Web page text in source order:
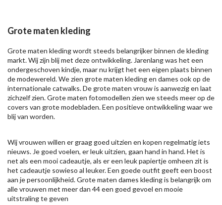
Grote maten kleding
Grote maten kleding wordt steeds belangrijker binnen de kleding
markt. Wij zijn blij met deze ontwikkeling. Jarenlang was het een
ondergeschoven kindje, maar nu krijgt het een eigen plaats binnen
de modewereld. We zien grote maten kleding en dames ook op de
internationale catwalks. De grote maten vrouw is aanwezig en laat
zichzelf zien. Grote maten fotomodellen zien we steeds meer op de
covers van grote modebladen. Een positieve ontwikkeling waar we
blij van worden.
Wij vrouwen willen er graag goed uitzien en kopen regelmatig iets
nieuws. Je goed voelen, er leuk uitzien, gaan hand in hand. Het is
net als een mooi cadeautje, als er een leuk papiertje omheen zit is
het cadeautje sowieso al leuker. Een goede outfit geeft een boost
aan je persoonlijkheid. Grote maten dames kleding is belangrijk om
alle vrouwen met meer dan 44 een goed gevoel en mooie
uitstraling te geven